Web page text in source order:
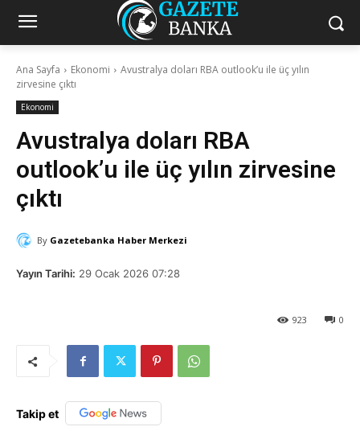
Ana Sayfa Ekonomi
Avustralya doları RBA outlook’u ile üç yılın
zirvesine çıktı
Ekonomi
Avustralya doları RBA
outlook’u ile üç yılın zirvesine
çıktı
By Gazetebanka Haber Merkezi
Yayın Tarihi: 29 Ocak 2026 07:28
0
923
Takip et